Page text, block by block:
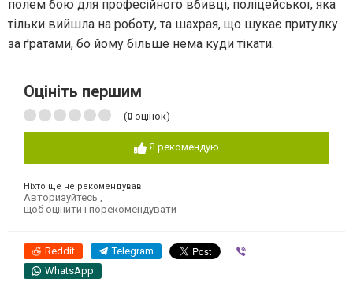
полем бою для професійного вбивці, поліцейської, яка
тільки вийшла на роботу, та шахрая, що шукає притулку
за ґратами, бо йому більше нема куди тікати.
Оцініть першим
(0 оцінок)
Я рекомендую
Ніхто ще не рекомендував
Авторизуйтесь
щоб оцінити і порекомендувати
Reddit Telegram
WhatsApp